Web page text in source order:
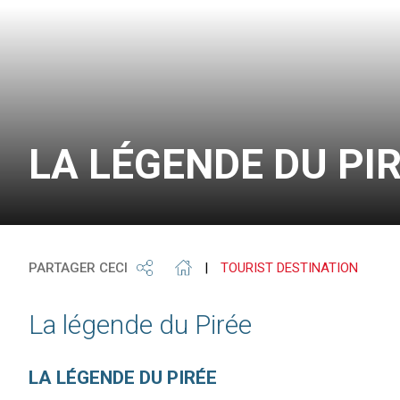
LA LÉGENDE DU
PARTAGER CECI | TOURIST DESTINATION
La légende du Pirée
LA LÉGENDE DU PIRÉE